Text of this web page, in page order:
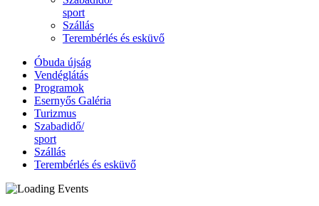
sport
Szállás
Terembérlés és esküvő
Óbuda újság
Vendéglátás
Programok
Esernyős Galéria
Turizmus
Szabadidő/
sport
Szállás
Terembérlés és esküvő